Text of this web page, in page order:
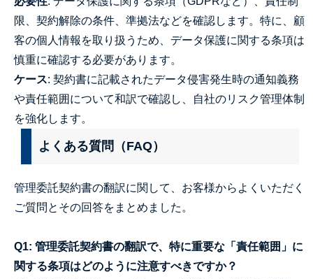
限、契約解除の条件、準拠法などを確認します。特に、顧
客の個人情報を取り扱うため、データ保護に関する条項は
慎重に確認する必要があります。
ケース: 契約書に記載されたデータ侵害発生時の通知義務
や責任範囲について和訳で確認し、自社のリスク管理体制
を強化します。
よくある質問（FAQ）
管理委託契約書の翻訳に関して、お客様からよくいただく
ご質問とその回答をまとめました。
Q1: 管理委託契約書の翻訳で、特に重要な「責任範囲」に
関する条項はどのように注意すべきですか？